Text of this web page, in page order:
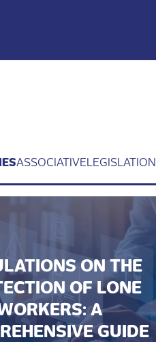
ASSOCIATIVELEGISLATION
ON THE
OF LONE
A
GUIDE